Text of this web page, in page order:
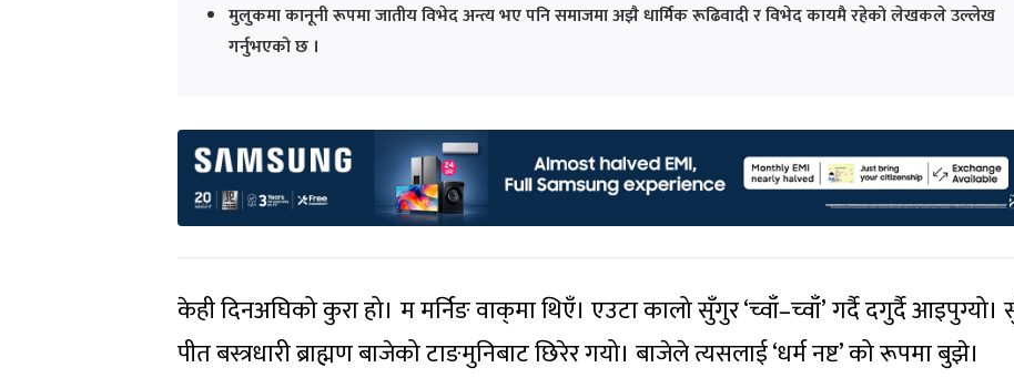
मुलुकमा कानूनी रूपमा जातीय विभेद अन्त्य भए पनि समाजमा अझै धार्मिक रूढिवादी र विभेद कायमै रहेको लेखकले उल्लेख
गर्नुभएको छ ।
केही दिनअघिको कुरा हो। म मर्निङ वाक्‌मा थिएँ। एउटा कालो सुँगुर ‘च्वाँ–च्वाँ’ गर्दै दगुर्दै आइपुग्यो।
पीत बस्त्रधारी ब्राह्मण बाजेको टाङमुनिबाट छिरेर गयो। बाजेले त्यसलाई ‘धर्म नष्ट’ को रूपमा बुझे।